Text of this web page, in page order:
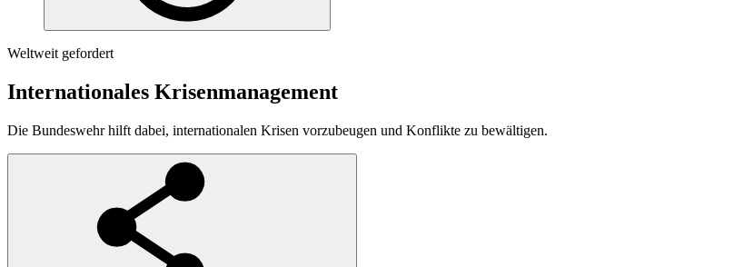
Weltweit gefordert
Internationales Krisenmanagement
Die Bundeswehr hilft dabei, internationalen Krisen vorzubeugen und Konflikte zu bewältigen.